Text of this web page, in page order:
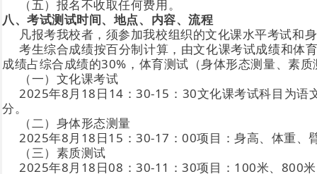
（五）报名不收取任何费用。
八、考试测试时间、地点、内容、流程
凡报考我校者，须参加我校组织的文化课水平考试和
考生综合成绩按百分制计算，由文化课考试成绩和体
成绩占综合成绩的30%，体育测试（身体形态测量、素
（一）文化课考试
2025年8月18日14：30-15：30文化课考试科目为语
分。
（二）身体形态测量
2025年8月18日15：30-17：00项目：身高、体重、
（三）素质测试
2025年8月18日08：30-11：30项目：100米、800